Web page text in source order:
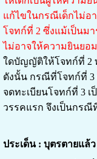
แก้ไขในกรณีเด็กไม่อ
โจทก์ที่ 2 ซึ่งแม้เป็นม
ไม่อาจให้ความยินยอ
ใดบัญญัติให้โจทก์ที่ 2
ดังนั้น กรณีที่โจทก์ที่ 3
จดทะเบียนโจทก์ที่ 3
วรรคแรก จึงเป็นกรณี
ประเด็น : บุตรตายแล้